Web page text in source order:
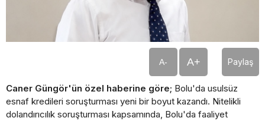
A- A+ Paylaş
Caner Güngör'ün özel haberine göre; Bolu'da usulsüz
esnaf kredileri soruşturması yeni bir boyut kazandı. Nitelikli
dolandırıcılık soruşturması kapsamında, Bolu'da faaliyet